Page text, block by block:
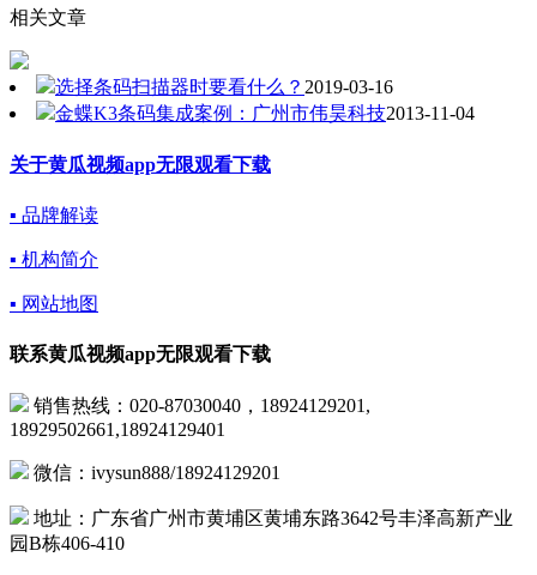
相关文章
选择条码扫描器时要看什么？ 2019-03-16
金蝶K3条码集成案例：广州市伟昊科技2013-11-04
关于黄瓜视频app无限观看下载
▪ 品牌解读
▪ 机构简介
▪ 网站地图
联系黄瓜视频app无限观看下载
销售热线：020-87030040，18924129201,
18929502661,18924129401
微信：ivysun888/18924129201
地址：广东省广州市黄埔区黄埔东路3642号丰泽高新产业
园B栋406-410